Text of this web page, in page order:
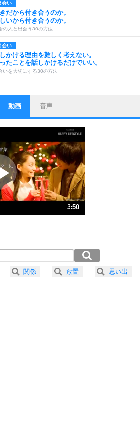
会い
だから付き合うのか。
いから付き合うのか。
の人と出会う30の方法
会い
かける理由を難しく考えない。
たことを話しかけるだけでいい。
いを大切にする30の方法
ストレス対策
と比べない。
そのこと、他人を見ない。
いらしない人になる30の方法
ラス思考
ティブになれない原因は、行動しないから。
ティブ思考になる30の方法
トレス対策
生、なんとかなるもの。
に生きる30の方法
大きい人は、怒りを優しさで表現する。
プラス思考
動画 音声
3:50
1分55秒）
1分32秒）
1分16秒）
関係 放置 思い出